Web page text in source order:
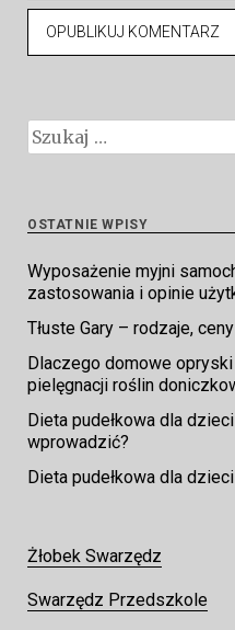
Szukaj:
OSTATNIE WPISY
Wyposażenie myjni
zastosowania i opinie
Tłuste Gary – rodzaje,
Dlaczego domowe
pielęgnacji roślin
Dieta pudełkowa dla
wprowadzić?
Dieta pudełkowa dla
Żłobek Swarzędz
Swarzędz Przedszkole